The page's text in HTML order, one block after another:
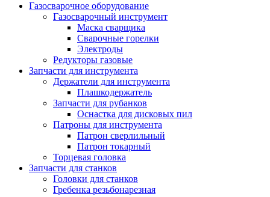
Газосварочное оборудование
Газосварочный инструмент
Маска сварщика
Сварочные горелки
Электроды
Редукторы газовые
Запчасти для инструмента
Держатели для инструмента
Плашкодержатель
Запчасти для рубанков
Оснастка для дисковых пил
Патроны для инструмента
Патрон сверлильный
Патрон токарный
Торцевая головка
Запчасти для станков
Головки для станков
Гребенка резьбонарезная